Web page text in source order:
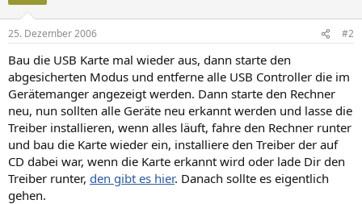
25. Dezember 2006 #2
Bau die USB Karte mal wieder aus, dann starte den
abgesicherten Modus und entferne alle USB Controller die im
Gerätemanger angezeigt werden. Dann starte den Rechner
neu, nun sollten alle Geräte neu erkannt werden und lasse die
Treiber installieren, wenn alles läuft, fahre den Rechner runter
und bau die Karte wieder ein, installiere den Treiber der auf
CD dabei war, wenn die Karte erkannt wird oder lade Dir den
Treiber runter, den gibt es hier. Danach sollte es eigentlich
gehen.